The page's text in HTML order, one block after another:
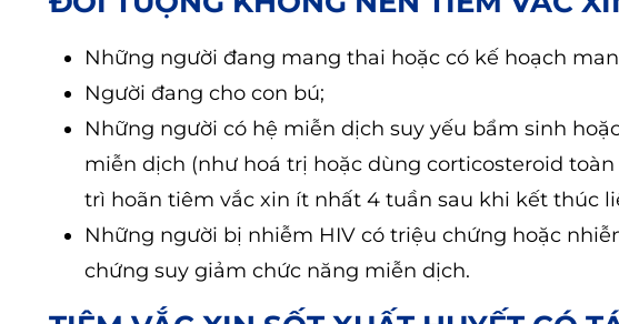
Những người đang mang thai hoặc có kế hoạch
Người đang cho con bú;
Những người có hệ miễn dịch suy yếu bẩm sinh
miễn dịch (như hoá trị hoặc dùng corticosteroid
trì hoãn tiêm vắc xin ít nhất 4 tuần sau khi kết thúc
Những người bị nhiễm HIV có triệu chứng hoặc
chứng suy giảm chức năng miễn dịch.